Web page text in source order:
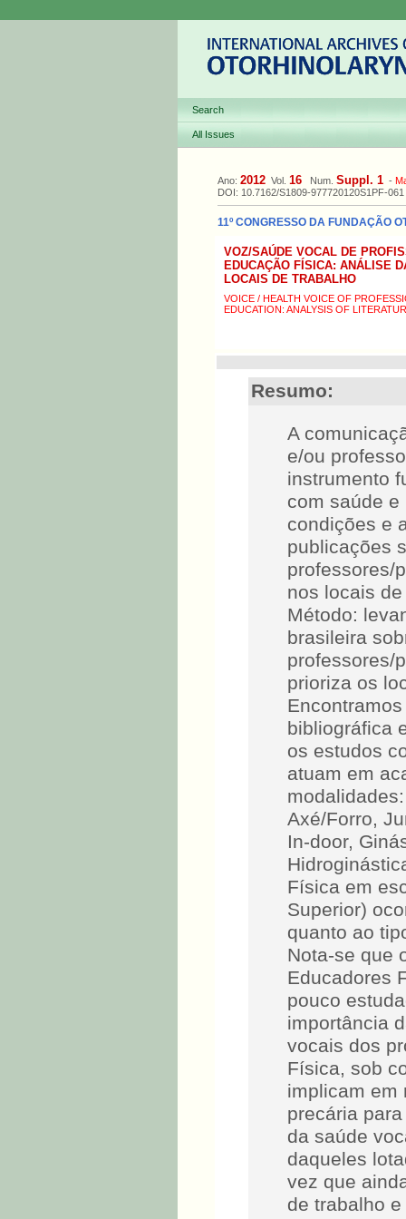
Search
All Issues
Ano: 2012 Vol. 16 Num. Suppl. 1 -
DOI: 10.7162/S1809-977720120S1PF-061
11º CONGRESSO DA FUNDAÇÃO
VOZ/SAÚDE VOCAL DE
EDUCAÇÃO FÍSICA: ANÁLISE
LOCAIS DE TRABALHO
VOICE / HEALTH VOICE OF
EDUCATION: ANALYSIS OF
Resumo:
A
e/ou
instrumento
com saúde
condições e
publicações
professores/
nos locais
Método:
brasileira
professores/
prioriza os
bibliográfica
os estudos
atuam em
Axé/Forro,
In-door,
Física em
Superior)
quanto ao
Nota-se que
Educadores
pouco
importância
vocais dos
Física, sob
implicam em
precária
da saúde
daqueles
vez que
de trabalho